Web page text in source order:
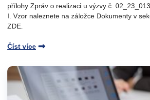
přílohy Zpráv o realizaci u výzvy č.
I. Vzor naleznete na záložce Dokumenty v
ZDE.
Číst více